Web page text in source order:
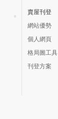
賣屋刊登
網站優勢
個人網頁
格局圖工具
刊登方案